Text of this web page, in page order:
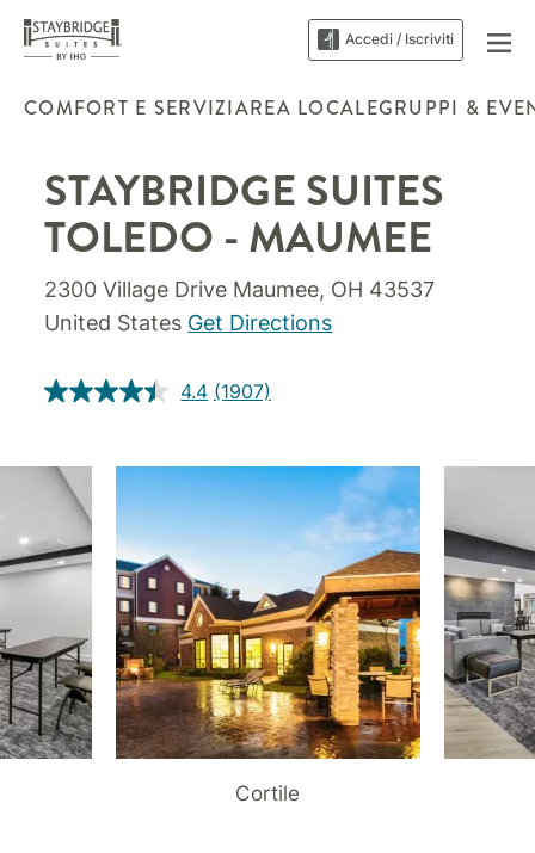
Accedi / Iscriviti
COMFORT E SERVIZIAREA LOCALEGRUPPI &
STAYBRIDGE SUITES
TOLEDO - MAUMEE
2300 Village Drive Maumee, OH 43537
United States Get Directions
4.4 (1907)
Cortile